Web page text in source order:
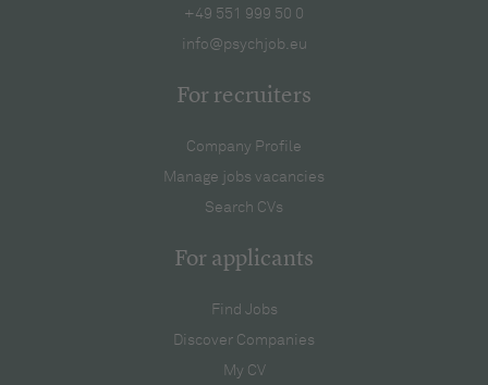
+49 551 999 50 0
info@psychjob.eu
For recruiters
Company Profile
Manage jobs vacancies
Search CVs
For applicants
Find Jobs
Discover Companies
My CV